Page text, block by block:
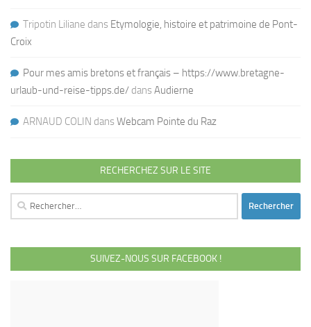
Tripotin Liliane dans Etymologie, histoire et patrimoine de Pont-
Croix
Pour mes amis bretons et français – https://www.bretagne-
urlaub-und-reise-tipps.de/ dans Audierne
ARNAUD COLIN dans Webcam Pointe du Raz
RECHERCHEZ SUR LE SITE
Rechercher :
SUIVEZ-NOUS SUR FACEBOOK !